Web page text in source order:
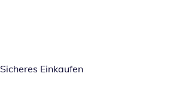
Sicheres Einkaufen